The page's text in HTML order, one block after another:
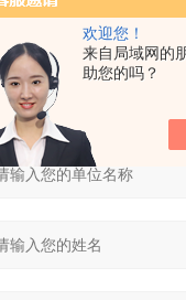
欢迎您！
来自局域网的
助您的吗？